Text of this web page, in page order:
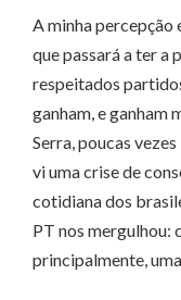
A minha percepção
que passará a ter a
respeitados
ganham, e ganham
Serra, poucas
vi uma crise de
cotidiana dos
PT nos mergulhou:
principalmente,